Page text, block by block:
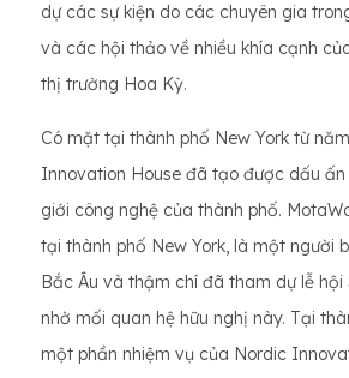
dự các sự kiện do các chuyên gia
và các hội thảo về nhiều khía cạnh
thị trường Hoa Kỳ.
Có mặt tại thành phố New York từ
Innovation House đã tạo được dấu
giới công nghệ của thành phố.
tại thành phố New York, là một người
Bắc Âu và thậm chí đã tham dự lễ hội
nhờ mối quan hệ hữu nghị này. Tại
một phần nhiệm vụ của Nordic